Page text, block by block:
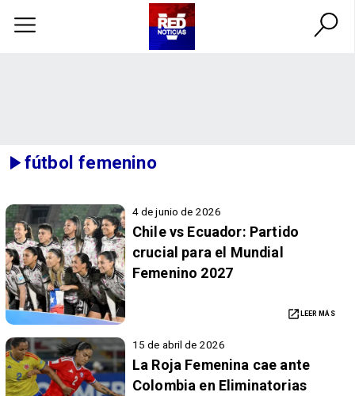
fútbol femenino
4 de junio de 2026
Chile vs Ecuador: Partido
crucial para el Mundial
Femenino 2027
LEER MÁS
15 de abril de 2026
La Roja Femenina cae ante
Colombia en Eliminatorias